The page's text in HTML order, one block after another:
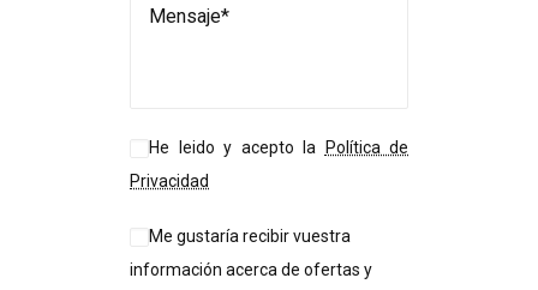
He leido y acepto la
Política de
Privacidad
Me gustaría recibir vuestra
información acerca de ofertas y